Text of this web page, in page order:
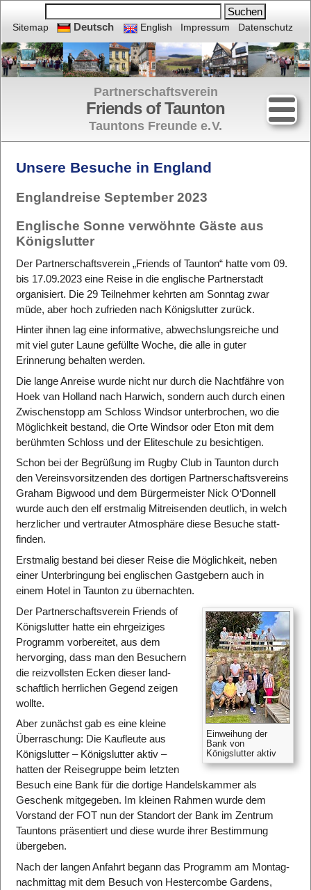
Sitemap Deutsch English Impressum Datenschutz
Partnerschaftsverein
Friends of Taunton
Tauntons Freunde e.V.
Unsere Besuche in England
Englandreise September 2023
Englische Sonne verwöhnte Gäste aus
Königslutter
Der Partner­schafts­verein „Friends of Taunton“ hatte vom 09.
bis 17.09.2023 eine Reise in die englische Partner­stadt
organisiert. Die 29 Teilnehmer kehrten am Sonntag zwar
müde, aber hoch zufrieden nach Königslutter zurück.
Hinter ihnen lag eine informative, abwechslungs­reiche und
mit viel guter Laune gefüllte Woche, die alle in guter
Erinnerung behalten werden.
Die lange Anreise wurde nicht nur durch die Nacht­fähre von
Hoek van Holland nach Harwich, sondern auch durch einen
Zwischen­stopp am Schloss Windsor unter­brochen, wo die
Möglich­keit bestand, die Orte Windsor oder Eton mit dem
berühmten Schloss und der Eliteschule zu besichtigen.
Schon bei der Begrüßung im Rugby Club in Taunton durch
den Vereins­vorsitzenden des dortigen Partner­schafts­vereins
Graham Bigwood und dem Bürger­meister Nick O‘Donnell
wurde auch den elf erstmalig Mitreisenden deutlich, in welch
herz­licher und vertrauter Atmosphäre diese Besuche statt­
finden.
Erstmalig bestand bei dieser Reise die Möglich­keit, neben
einer Unter­bringung bei englischen Gast­gebern auch in
einem Hotel in Taunton zu über­nachten.
Einweihung der
Bank von
Königslutter aktiv
Der Partner­schafts­verein Friends of
Königslutter hatte ein ehrgeiziges
Programm vorbereitet, aus dem
hervor­ging, dass man den Besuchern
die reiz­vollsten Ecken dieser land­
schaft­lich herrlichen Gegend zeigen
wollte.
Aber zunächst gab es eine kleine
Über­raschung: Die Kauf­leute aus
Königslutter – Königslutter aktiv –
hatten der Reise­gruppe beim letzten
Besuch eine Bank für die dortige Handels­kammer als
Geschenk mitgegeben. Im kleinen Rahmen wurde dem
Vorstand der FOT nun der Standort der Bank im Zentrum
Tauntons präsentiert und diese wurde ihrer Bestimmung
über­geben.
Nach der langen Anfahrt begann das Programm am Montag­
nachmittag mit dem Besuch von Hestercombe Gardens,